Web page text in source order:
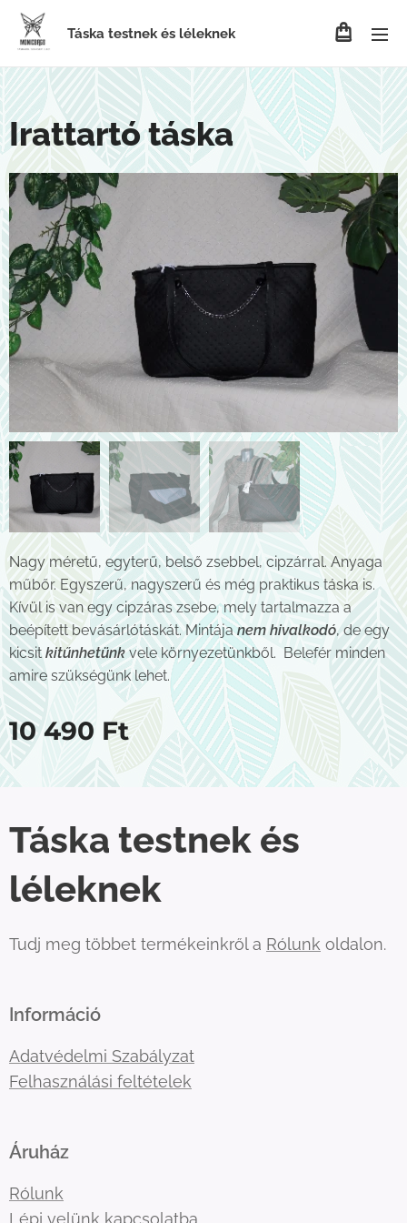
Táska testnek és léleknek
Irattartó táska
Nagy méretű, egyterű, belső zsebbel, cipzárral. Anyaga
műbőr. Egyszerű, nagyszerű és még praktikus táska is.
Kívül is van egy cipzáras zsebe, mely tartalmazza a
beépített bevásárlótáskát. Mintájanem hivalkodó, de egy
kicsitkitűnhetünkvele környezetünkből. Belefér minden
amire szükségünk lehet.
10 490 Ft
Táska testnek és
léleknek
Tudj meg többet termékeinkről a Rólunk oldalon.
Információ
Adatvédelmi Szabályzat
Felhasználási feltételek
Áruház
Rólunk